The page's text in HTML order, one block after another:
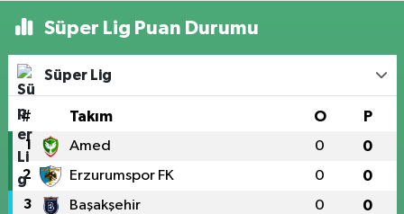
Süper Lig Puan Durumu
Süper Lig
# Takım O P
1 Amed 0 0
2 Erzurumspor FK 0 0
3 Başakşehir 0 0